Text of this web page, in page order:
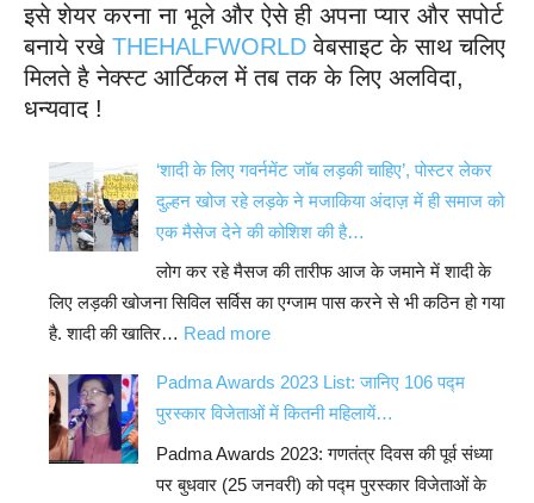
इसे शेयर करना ना भूले और ऐसे ही अपना प्यार और सपोर्ट
बनाये रखे THEHALFWORLDवेबसाइट के साथ चलिए
मिलते है नेक्स्ट आर्टिकल में तब तक के लिए अलविदा,
धन्यवाद !
‘शादी के लिए गवर्नमेंट जॉब लड़की चाहिए’, पोस्टर लेकर
दुल्हन खोज रहे लड़के ने मजाकिया अंदाज़ में ही समाज को
एक मैसेज देने की कोशिश की है…
लोग कर रहे मैसज की तारीफ आज के जमाने में शादी के
लिए लड़की खोजना सिविल सर्विस का एग्जाम पास करने से भी कठिन हो गया
है. शादी की खातिर… Read more:
के
लिए
गवर्नमेंट
जॉब
Padma Awards 2023 List: जानिए 106 पद्म
पुरस्कार विजेताओं में कितनी महिलायें…
Padma Awards 2023: गणतंत्र दिवस की पूर्व संध्या
पर बुधवार (25 जनवरी) को पद्म पुरस्कार विजेताओं के